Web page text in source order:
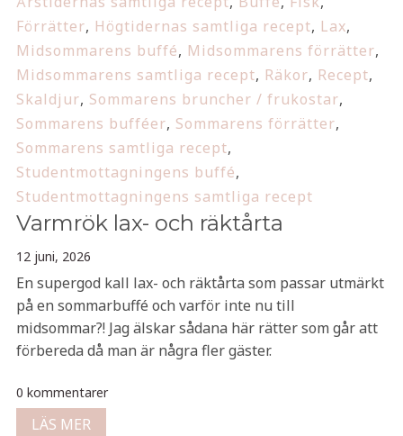
Förrätter, Högtidernas samtliga recept, Lax,
Midsommarens buffé, Midsommarens förrätter,
Midsommarens samtliga recept, Räkor, Recept,
Skaldjur, Sommarens bruncher / frukostar,
Sommarens bufféer, Sommarens förrätter,
Sommarens samtliga recept,
Studentmottagningens buffé,
Studentmottagningens samtliga recept
Varmrök lax- och räktårta
12 juni, 2026
En supergod kall lax- och räktårta som passar utmärkt
på en sommarbuffé och varför inte nu till
midsommar?! Jag älskar sådana här rätter som går att
förbereda då man är några fler gäster.
0 kommentarer
LÄS MER